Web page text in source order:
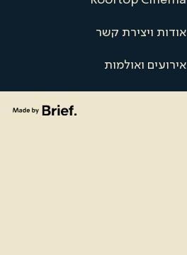
אודות ויצירת קשר
אירועים ואולמות